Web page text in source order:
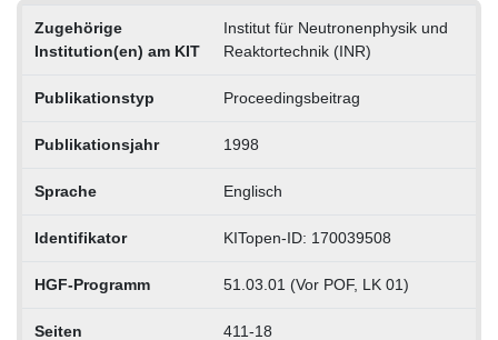
Zugehörige
Institution(en) am KIT
Institut für Neutronenphysik und
Reaktortechnik (INR)
Publikationstyp Proceedingsbeitrag
Publikationsjahr 1998
Sprache Englisch
Identifikator KITopen-ID: 170039508
HGF-Programm 51.03.01 (Vor POF, LK 01)
Seiten 411-18